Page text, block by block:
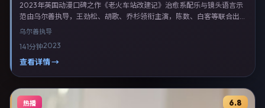
2023年英国动漫口碑之作《老火车站改建记》治愈系配乐与镜头语言示
范由乌尔善执导，王劲松、胡歌、乔杉领衔主演，陈数、白客等联合出
演。剧情以动漫类型为主线，融合英国本土叙事与人物弧光，适合检索
在英国地区网络平台首播，支持高清与多语言字幕。影片在节奏、摄影与
配乐上强调沉浸体验，可作为片单推荐、影评长文与专题策划的引用素
乌尔善执导
141分钟2023
查看详情 →
热播 6.8